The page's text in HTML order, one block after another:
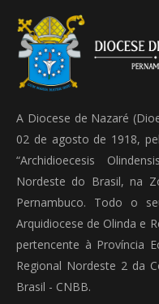
A Diocese de Nazaré
02 de agosto de 1918,
“Archidioecesis
Nordeste do Brasil, na
Pernambuco. Todo o
Arquidiocese de Olinda e
pertencente à Província
Regional Nordeste 2 da
Brasil - CNBB.